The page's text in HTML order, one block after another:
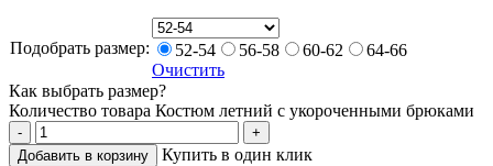
Подобрать размер: 52-54 56-58 60-62
64-66
Очистить
Как выбрать размер?
Количество товара Костюм летний с укороченными брюками
-
+
Добавить в корзину
Купить в один клик